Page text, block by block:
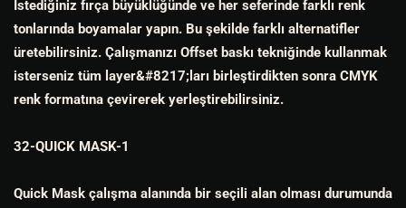
İstediğiniz fırça büyüklüğünde ve her seferinde farklı renk
tonlarında boyamalar yapın. Bu şekilde farklı alternatifler
üretebilirsiniz. Çalışmanızı Offset baskı tekniğinde kullanmak
isterseniz tüm layer&#8217;ları birleştirdikten sonra CMYK
renk formatına çevirerek yerleştirebilirsiniz.
32-QUICK MASK-1
Quick Mask çalışma alanında bir seçili alan olması durumunda